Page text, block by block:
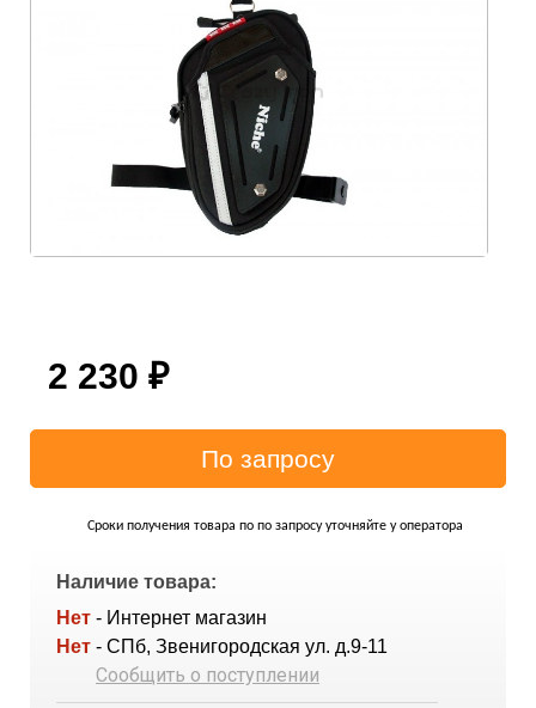
2 230 ₽
Сроки получения товара по по запросу уточняйте у оператора
Наличие товара:
Нет - Интернет магазин
Нет - СПб, Звенигородская ул. д.9-11
Сообщить о поступлении